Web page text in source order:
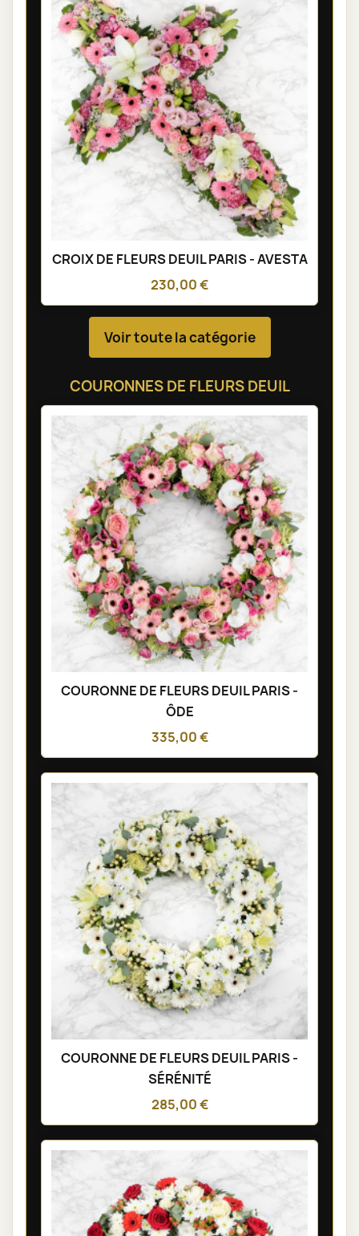
CROIX DE FLEURS DEUIL PARIS - AVESTA
230,00 €
Voir toute la catégorie
COURONNES DE FLEURS DEUIL
COURONNE DE FLEURS DEUIL PARIS -
ÔDE
335,00 €
COURONNE DE FLEURS DEUIL PARIS -
SÉRÉNITÉ
285,00 €